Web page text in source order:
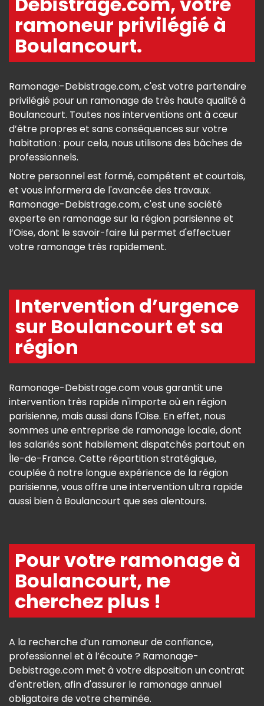
ramoneur privilégié à
Boulancourt.
Ramonage-Debistrage.com, c'est votre partenaire
privilégié pour un ramonage de très haute qualité à
Boulancourt. Toutes nos interventions ont à cœur
d’être propres et sans conséquences sur votre
habitation : pour cela, nous utilisons des bâches de
professionnels.
Notre personnel est formé, compétent et courtois,
et vous informera de l'avancée des travaux.
Ramonage-Debistrage.com, c'est une société
experte en ramonage sur la région parisienne et
l’Oise, dont le savoir-faire lui permet d'effectuer
votre ramonage très rapidement.
Intervention d’urgence
sur Boulancourt et sa
région
Ramonage-Debistrage.com vous garantit une
intervention très rapide n'importe où en région
parisienne, mais aussi dans l'Oise. En effet, nous
sommes une entreprise de ramonage locale, dont
les salariés sont habilement dispatchés partout en
Île-de-France. Cette répartition stratégique,
couplée à notre longue expérience de la région
parisienne, vous offre une intervention ultra rapide
aussi bien à Boulancourt que ses alentours.
Pour votre ramonage à
Boulancourt, ne
cherchez plus !
A la recherche d’un ramoneur de confiance,
professionnel et à l’écoute ? Ramonage-
Debistrage.com met à votre disposition un contrat
d'entretien, afin d'assurer le ramonage annuel
obligatoire de votre cheminée.